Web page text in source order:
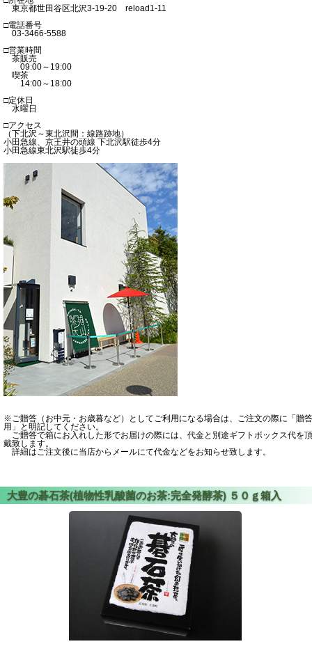
東京都世田谷区北沢3-19-20 reload1-11
□電話番号
03-3466-5588
□営業時間
茶販売
09:00～19:00
喫茶
14:00～18:00
□定休日
水曜日
□アクセス
（下北沢～東北沢間：線路跡地）
小田急線、京王井の頭線 下北沢駅徒歩4分
小田急線東北沢駅徒歩4分
※ご贈答（お中元・お歳暮など）としてご利用になる場合は、ご注文の際に「贈答
用」と明記してください。
ご贈答で箱にお入れした形でお届けの際には、代金と別途ギフトボックス代を頂
戴致します。
詳細はご注文後に当店からメールにて代金などをお知らせ致します。